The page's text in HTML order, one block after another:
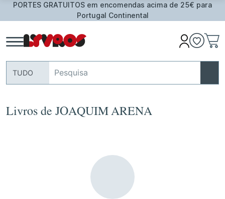
PORTES GRATUITOS em encomendas acima de 25€ para
Portugal Continental
TUDO
Livros de JOAQUIM ARENA